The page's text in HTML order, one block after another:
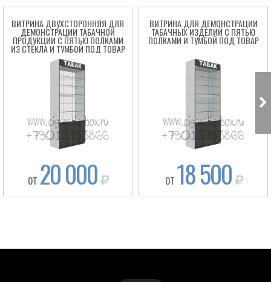
ВИТРИНА ДВУХСТОРОННЯЯ ДЛЯ
ДЕМОНСТРАЦИИ ТАБАЧНОЙ
ПРОДУКЦИИ С ПЯТЬЮ ПОЛКАМИ
ИЗ СТЕКЛА И ТУМБОЙ ПОД ТОВАР
ОТ 20 000
ВИТРИНА ДЛЯ ДЕМОНСТРАЦИИ
ТАБАЧНЫХ ИЗДЕЛИЙ С ПЯТЬЮ
ПОЛКАМИ И ТУМБОЙ ПОД ТОВАР
ОТ 18 500